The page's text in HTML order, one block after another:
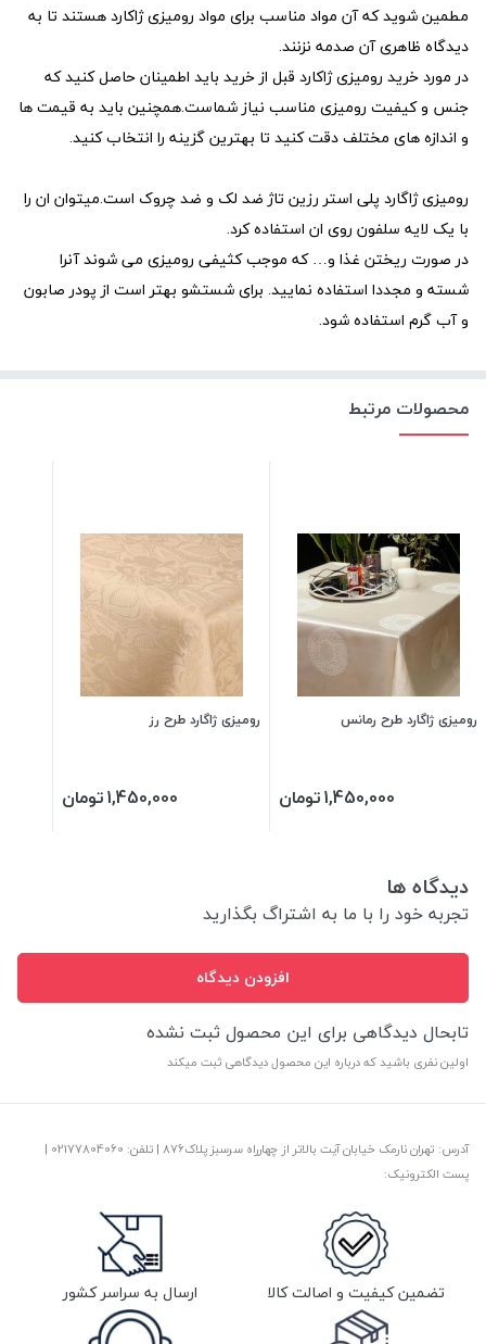
مطمین شوید که آن مواد مناسب برای مواد رومیزی ژاکارد هستند تا به
دیدگاه ظاهری آن صدمه نزنند.
در مورد خرید رومیزی ژاکارد قبل از خرید باید اطمینان حاصل کنید که
جنس و کیفیت رومیزی مناسب نیاز شماست.همچنین باید به قیمت ها
و اندازه های مختلف دقت کنید تا بهترین گزینه را انتخاب کنید.
رومیزی ژاگارد پلی استر رزین تاژ ضد لک و ضد چروک است.میتوان ان را
با یک لایه سلفون روی ان استفاده کرد.
در صورت ریختن غذا و… که موجب کثیفی رومیزی می شوند آنرا
شسته و مجددا استفاده نمایید. برای شستشو بهتر است از پودر صابون
و آب گرم استفاده شود.
محصولات مرتبط
رومیزی ژاگارد طرح رمانس
1,450,000تومان
رومیزی ژاگارد طرح رز
1,450,000تومان
دیدگاه ها
تجربه خود را با ما به اشتراگ بگذارید
افزودن دیدگاه
تابحال دیدگاهی برای این محصول ثبت نشده
اولین نفری باشید که درباره این محصول دیدگاهی ثبت میکند
آدرس: تهران نارمک خیابان آیت بالاتر از چهارراه سرسبز پلاک876 | تلفن: ‎02177804060 |
پست الکترونیک:
تضمین کیفیت و اصالت کالا ارسال به سراسر کشور